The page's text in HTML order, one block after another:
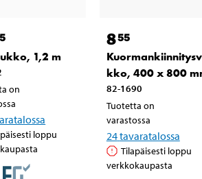
1,2 m
on
loppu
855
kko, 400 x 800
82-1690
Tuotetta on
varastossa
24tavaratalossa
Tilapäisesti loppu
verkkokaupasta